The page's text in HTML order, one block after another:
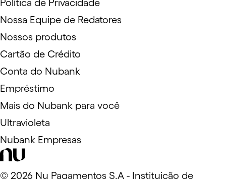
Política de Privacidade
Nossa Equipe de Redatores
Nossos produtos
Cartão de Crédito
Conta do Nubank
Empréstimo
Mais do Nubank para você
Ultravioleta
Nubank Empresas
© 2026 Nu Pagamentos S.A - Instituição de